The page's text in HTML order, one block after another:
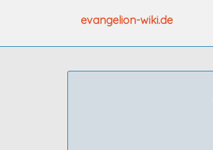
evangelion-wiki.de